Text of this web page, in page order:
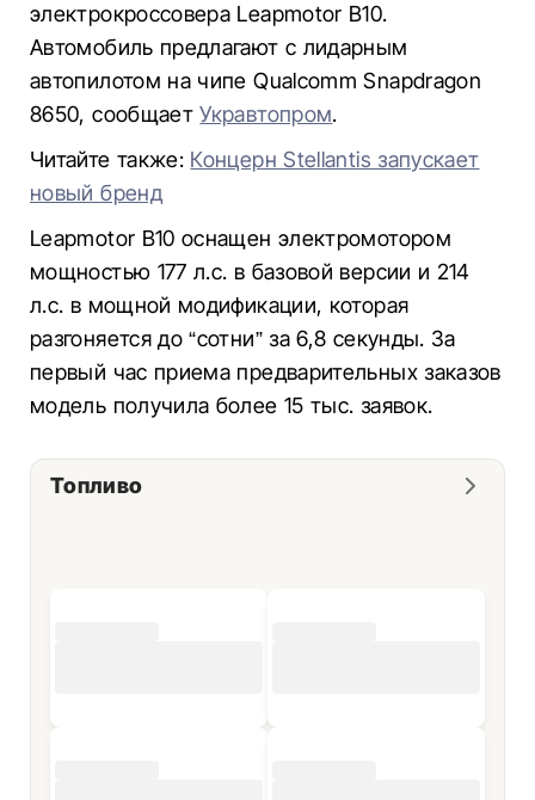
электрокроссовера Leapmotor B10.
Автомобиль предлагают с лидарным
автопилотом на чипе Qualcomm Snapdragon
8650, сообщаетУкравтопром.
Читайте также: Концерн Stellantis запускает
новый бренд
Leapmotor B10 оснащен электромотором
мощностью 177 л.с. в базовой версии и 214
л.с. в мощной модификации, которая
разгоняется до “сотни” за 6,8 секунды. За
первый час приема предварительных заказов
модель получила более 15 тыс. заявок.
Топливо